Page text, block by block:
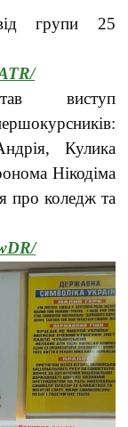
групи 25
виступ
Кулика
Нікодіма
про коледж та